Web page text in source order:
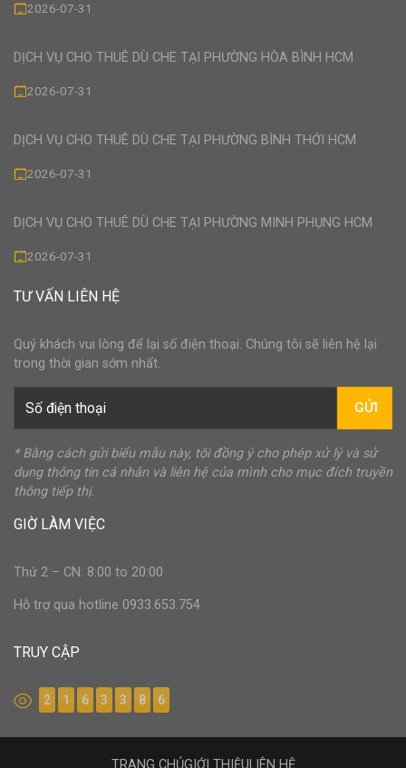
2026-07-31
DỊCH VỤ CHO THUÊ DÙ CHE TẠI PHƯỜNG HÒA BÌNH HCM
2026-07-31
DỊCH VỤ CHO THUÊ DÙ CHE TẠI PHƯỜNG BÌNH THỚI HCM
2026-07-31
DỊCH VỤ CHO THUÊ DÙ CHE TẠI PHƯỜNG MINH PHỤNG HCM
2026-07-31
TƯ VẤN LIÊN HỆ
Quý khách vui lòng để lại số điện thoại. Chúng tôi sẽ liên hệ lại
trong thời gian sớm nhất.
GỬI
* Bằng cách gửi biểu mẫu này, tôi đồng ý cho phép xử lý và sử
dụng thông tin cá nhân và liên hệ của mình cho mục đích truyền
thông tiếp thị.
GIỜ LÀM VIỆC
Thứ 2 – CN: 8:00 to 20:00
Hỗ trợ qua hotline 0933.653.754
TRUY CẬP
2 1 6 3 3 8 6
TRANG CHỦGIỚI THIỆU LIÊN HỆ